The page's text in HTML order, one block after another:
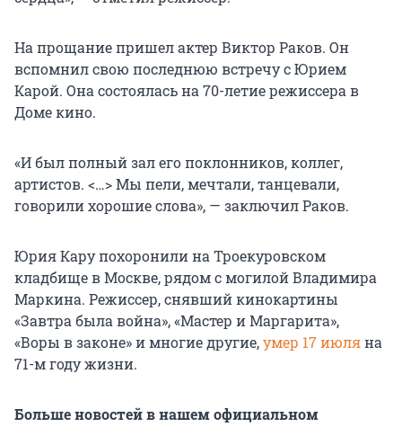
На прощание пришел актер Виктор Раков. Он
вспомнил свою последнюю встречу с Юрием
Карой. Она состоялась на 70-летие режиссера в
Доме кино.
«И был полный зал его поклонников, коллег,
артистов. <…> Мы пели, мечтали, танцевали,
говорили хорошие слова», — заключил Раков.
Юрия Кару похоронили на Троекуровском
кладбище в Москве, рядом с могилой Владимира
Маркина. Режиссер, снявший кинокартины
«Завтра была война», «Мастер и Маргарита»,
«Воры в законе» и многие другие,умер 17 июляна
71-м году жизни.
Больше новостей в нашем официальном